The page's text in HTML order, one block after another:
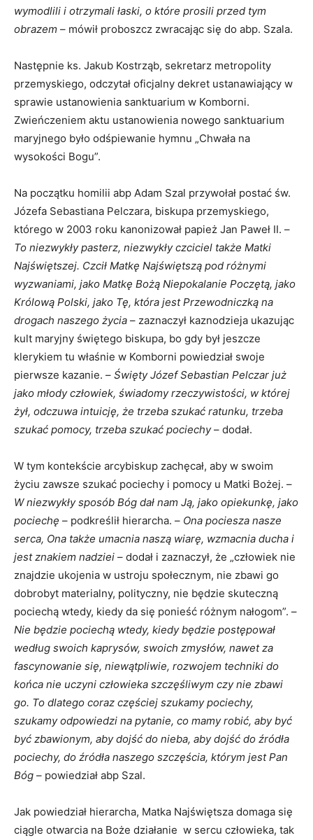
wymodlili i otrzymali łaski, o które prosili przed tym
obrazem – mówił proboszcz zwracając się do abp. Szala.
Następnie ks. Jakub Kostrząb, sekretarz metropolity
przemyskiego, odczytał oficjalny dekret ustanawiający w
sprawie ustanowienia sanktuarium w Komborni.
Zwieńczeniem aktu ustanowienia nowego sanktuarium
maryjnego było odśpiewanie hymnu „Chwała na
wysokości Bogu”.
Na początku homilii abp Adam Szal przywołał postać św.
Józefa Sebastiana Pelczara, biskupa przemyskiego,
którego w 2003 roku kanonizował papież Jan Paweł II. –
To niezwykły pasterz, niezwykły czciciel także Matki
Najświętszej. Czcił Matkę Najświętszą pod różnymi
wyzwaniami, jako Matkę Bożą Niepokalanie Poczętą, jako
Królową Polski, jako Tę, która jest Przewodniczką na
drogach naszego życia – zaznaczył kaznodzieja ukazując
kult maryjny świętego biskupa, bo gdy był jeszcze
klerykiem tu właśnie w Komborni powiedział swoje
pierwsze kazanie. – Święty Józef Sebastian Pelczar już
jako młody człowiek, świadomy rzeczywistości, w której
żył, odczuwa intuicję, że trzeba szukać ratunku, trzeba
szukać pomocy, trzeba szukać pociechy– dodał.
W tym kontekście arcybiskup zachęcał, aby w swoim
życiu zawsze szukać pociechy i pomocy u Matki Bożej. –
W niezwykły sposób Bóg dał nam Ją, jako opiekunkę, jako
pociechę – podkreślił hierarcha. – Ona pociesza nasze
serca, Ona także umacnia naszą wiarę, wzmacnia ducha i
jest znakiem nadziei – dodał i zaznaczył, że „człowiek nie
znajdzie ukojenia w ustroju społecznym, nie zbawi go
dobrobyt materialny, polityczny, nie będzie skuteczną
pociechą wtedy, kiedy da się ponieść różnym nałogom”. –
Nie będzie pociechą wtedy, kiedy będzie postępował
według swoich kaprysów, swoich zmysłów, nawet za
fascynowanie się, niewątpliwie, rozwojem techniki do
końca nie uczyni człowieka szczęśliwym czy nie zbawi
go. To dlatego coraz częściej szukamy pociechy,
szukamy odpowiedzi na pytanie, co mamy robić, aby być
być zbawionym, aby dojść do nieba, aby dojść do źródła
pociechy, do źródła naszego szczęścia, którym jest Pan
Bóg – powiedział abp Szal.
Jak powiedział hierarcha, Matka Najświętsza domaga się
ciągle otwarcia na Boże działanie w sercu człowieka, tak